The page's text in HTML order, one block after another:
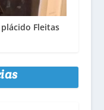
Fleitas